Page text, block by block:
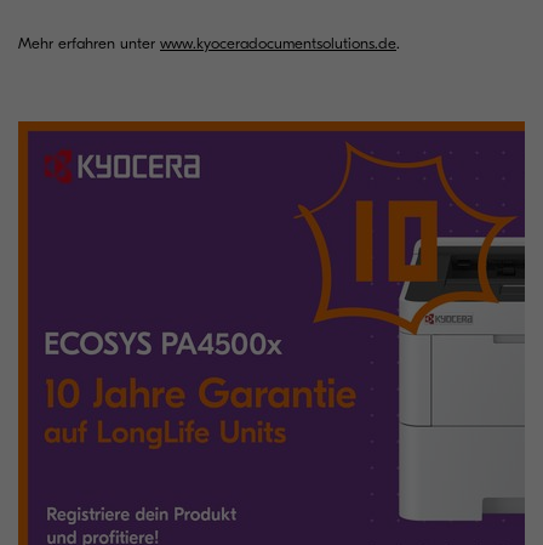
Mehr erfahren unter www.kyoceradocumentsolutions.de.